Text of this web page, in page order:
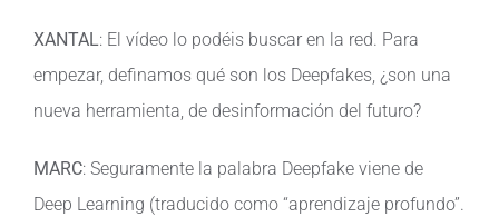
XANTAL: El vídeo lo podéis buscar en la red. Para
empezar, definamos qué son los Deepfakes, ¿son una
nueva herramienta, de desinformación del futuro?
MARC: Seguramente la palabra Deepfake viene de
Deep Learning (traducido como “aprendizaje profundo”.